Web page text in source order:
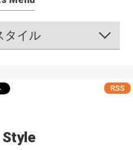
タイル
RSS